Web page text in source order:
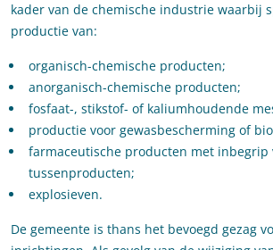
kader van de chemische industrie waarbij
productie van:
organisch-chemische producten;
anorganisch-chemische producten;
fosfaat-, stikstof- of kaliumhoudende
productie voor gewasbescherming of
farmaceutische producten met inbegrip
tussenproducten;
explosieven.
De gemeente is thans het bevoegd gezag